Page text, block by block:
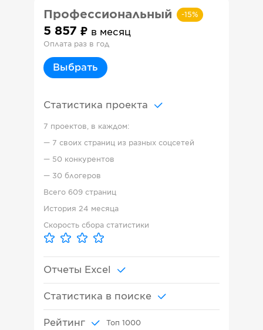
Профессиональный -15%
5 857 в месяц
Оплата раз в год
Выбрать
Статистика проекта
7 проектов, в каждом:
— 7 своих страниц из разных соцсетей
— 50 конкурентов
— 30 блогеров
Всего 609 страниц
История 24 месяца
Скорость сбора статистики
Отчеты Excel
Статистика в поиске
Рейтинг Топ 1000